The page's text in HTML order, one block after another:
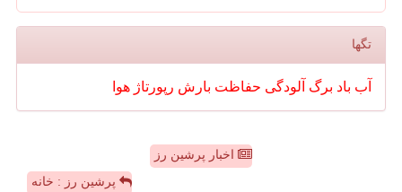
تگها
آب باد برگ آلودگی حفاظت بارش رپورتاژ هوا
اخبار پرشین رز
پرشین رز : خانه